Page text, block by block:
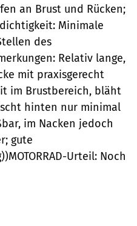
an Brust und Rücken;
Minimale
des
Relativ lange,
mit praxisgerecht
im Brustbereich, bläht
hinten nur minimal
im Nacken jedoch
gute
Urteil: Noch